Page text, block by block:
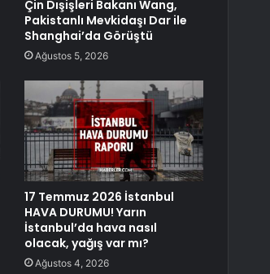
Çin Dışişleri Bakanı Wang,
Pakistanlı Mevkidaşı Dar ile
Shanghai’da Görüştü
Ağustos 5, 2026
17 Temmuz 2026 İstanbul
HAVA DURUMU! Yarın
İstanbul’da hava nasıl
olacak, yağış var mı?
Ağustos 4, 2026